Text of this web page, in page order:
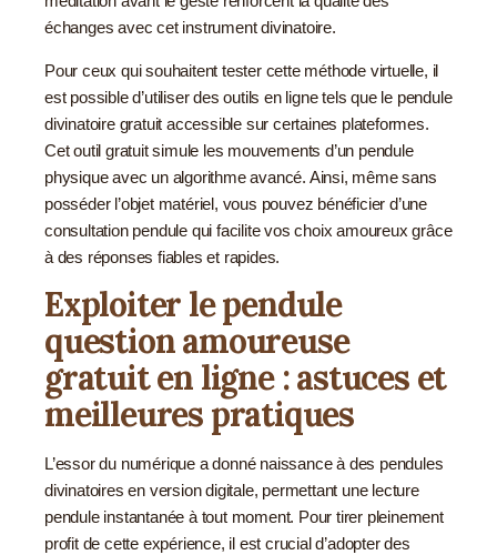
échanges avec cet instrument divinatoire.
Pour ceux qui souhaitent tester cette méthode virtuelle, il
est possible d’utiliser des outils en ligne tels que le pendule
divinatoire gratuit accessible sur certaines plateformes.
Cet outil gratuit simule les mouvements d’un pendule
physique avec un algorithme avancé. Ainsi, même sans
posséder l’objet matériel, vous pouvez bénéficier d’une
consultation pendule qui facilite vos choix amoureux grâce
à des réponses fiables et rapides.
Exploiter le pendule
question amoureuse
gratuit en ligne : astuces et
meilleures pratiques
L’essor du numérique a donné naissance à des pendules
divinatoires en version digitale, permettant une lecture
pendule instantanée à tout moment. Pour tirer pleinement
profit de cette expérience, il est crucial d’adopter des